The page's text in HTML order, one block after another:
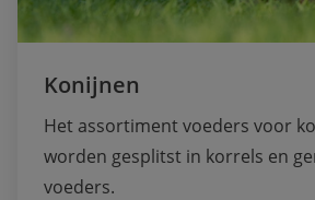
Konijnen
Het assortiment voeders voor
worden gesplitst in korrels en
voeders.